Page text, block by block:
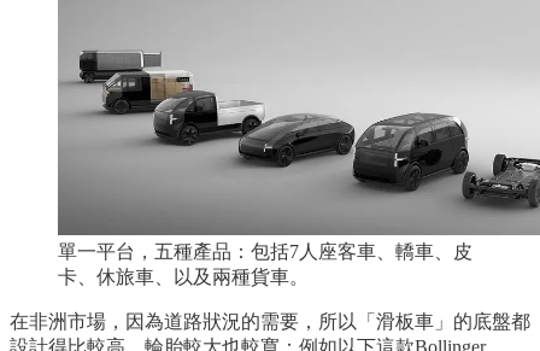
單一平台，五種產品：包括7人座客車、轎車、皮
卡、休旅車、以及兩種貨車。
在非洲市場，因為道路狀況的需要，所以「滑板車」的底盤都
設計得比較高、輪胎較大也較寬；例如以下這款Bollinger